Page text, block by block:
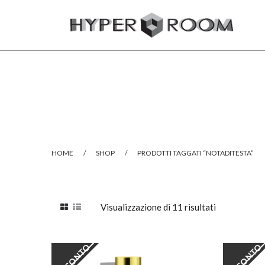
HOME / SHOP / PRODOTTI TAGGATI “NOTADITESTA”
Visualizzazione di 11 risultati
SCONTO SCONTO